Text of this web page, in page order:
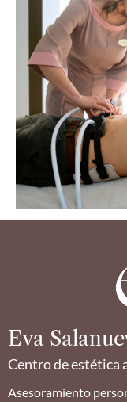
Eva
Centro de estética
Asesoramiento